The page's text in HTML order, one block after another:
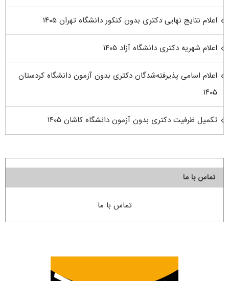
اعلام نتایج نهایی دکتری بدون کنکور دانشگاه تهران ۱۴۰۵
اعلام شهریه دکتری دانشگاه آزاد ۱۴۰۵
اعلام اسامی پذیرفته‌شدگان دکتری بدون آزمون دانشگاه کردستان
۱۴۰۵
تکمیل ظرفیت دکتری بدون آزمون دانشگاه کاشان ۱۴۰۵
تماس با ما
تماس با ما